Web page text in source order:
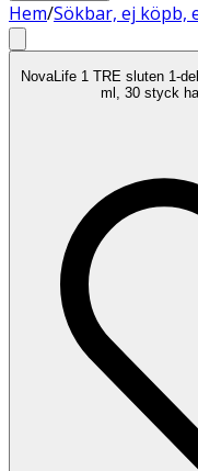
Hem/Sökbar, ej köpb,
NovaLife 1 TRE sluten 1-
ml, 30 styck